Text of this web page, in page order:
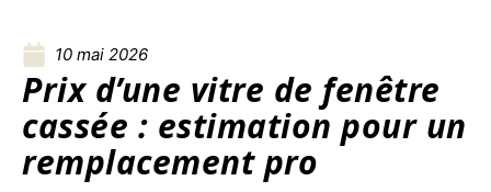
10 mai 2026
Prix d’une vitre de fenêtre
cassée : estimation pour un
remplacement pro